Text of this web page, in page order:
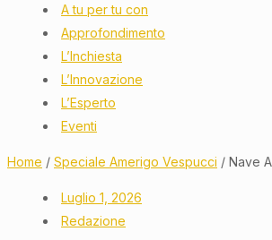
A tu per tu con
Approfondimento
L’Inchiesta
L’Innovazione
L’Esperto
Eventi
Home / Speciale Amerigo Vespucci / Nave
Luglio 1, 2026
Redazione